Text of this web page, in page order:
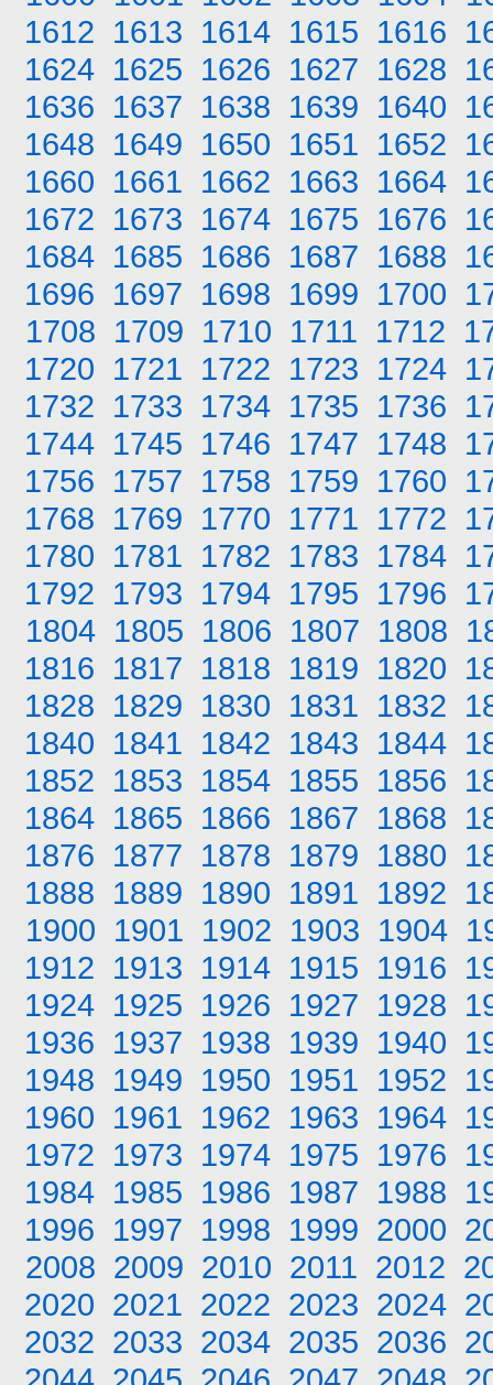
1612 1613 1614 1615 1616
1624 1625 1626 1627 1628
1636 1637 1638 1639 1640
1648 1649 1650 1651 1652
1660 1661 1662 1663 1664
1672 1673 1674 1675 1676
1684 1685 1686 1687 1688
1696 1697 1698 1699 1700
1708 1709 1710 1711 1712
1720 1721 1722 1723 1724
1732 1733 1734 1735 1736
1744 1745 1746 1747 1748
1756 1757 1758 1759 1760
1768 1769 1770 1771 1772
1780 1781 1782 1783 1784
1792 1793 1794 1795 1796
1804 1805 1806 1807 1808
1816 1817 1818 1819 1820
1828 1829 1830 1831 1832
1840 1841 1842 1843 1844
1852 1853 1854 1855 1856
1864 1865 1866 1867 1868
1876 1877 1878 1879 1880
1888 1889 1890 1891 1892
1900 1901 1902 1903 1904
1912 1913 1914 1915 1916
1924 1925 1926 1927 1928
1936 1937 1938 1939 1940
1948 1949 1950 1951 1952
1960 1961 1962 1963 1964
1972 1973 1974 1975 1976
1984 1985 1986 1987 1988
1996 1997 1998 1999 2000
2008 2009 2010 2011 2012
2020 2021 2022 2023 2024
2032 2033 2034 2035 2036